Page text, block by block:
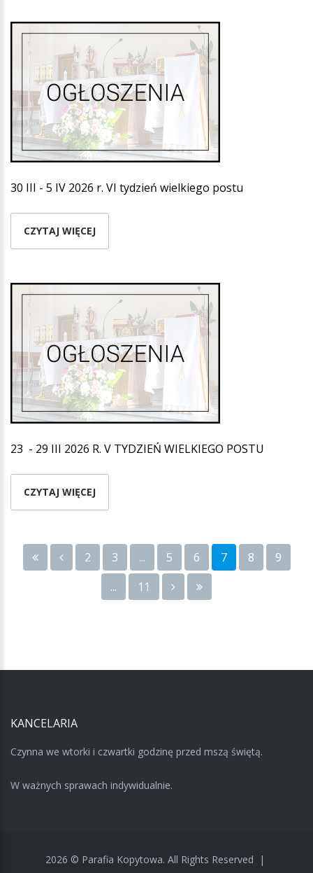
30 III - 5 IV 2026 r. VI tydzień wielkiego postu
CZYTAJ WIĘCEJ
23 - 29 III 2026 R. V TYDZIEŃ WIELKIEGO POSTU
CZYTAJ WIĘCEJ
2 3 ... 5 6 7 8
9
...
11
KANCELARIA
Czynna we wtorki i czwartki godzinę przed mszą świętą.
W ważnych sprawach indywidualnie.
2026 © Parafia Kopytowa. All Rights Reserved |